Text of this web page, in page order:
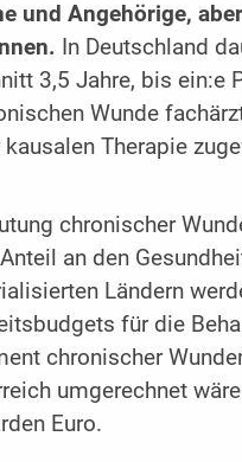
und Angehörige,
In Deutschland
3,5 Jahre, bis ein:e
Wunde
kausalen Therapie
chronischer
an den
Ländern
für die
chronischer
umgerechnet
Euro.